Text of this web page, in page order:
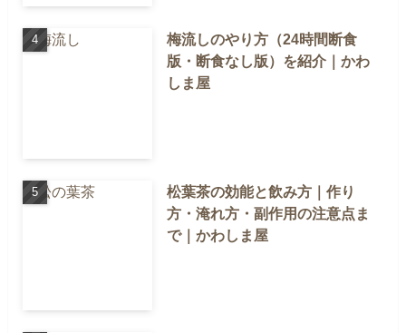
梅流しのやり方（24時間断食
版・断食なし版）を紹介｜かわ
しま屋
松葉茶の効能と飲み方｜作り
方・淹れ方・副作用の注意点ま
で｜かわしま屋